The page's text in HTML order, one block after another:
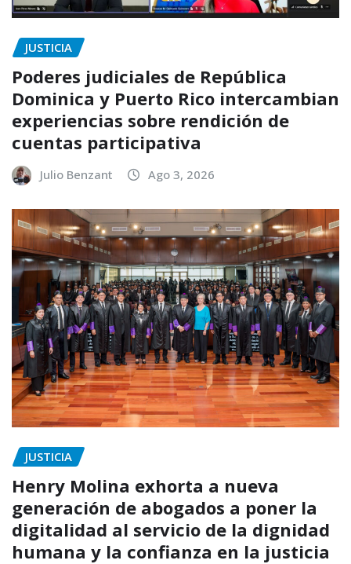
JUSTICIA
Poderes judiciales de República
Dominica y Puerto Rico intercambian
experiencias sobre rendición de
cuentas participativa
Julio Benzant Ago 3, 2026
JUSTICIA
Henry Molina exhorta a nueva
generación de abogados a poner la
digitalidad al servicio de la dignidad
humana y la confianza en la justicia